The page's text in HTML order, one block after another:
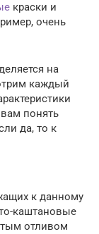
краски и
очень
на
каждый
понять
да, то к
к данному
каштановые
отливом